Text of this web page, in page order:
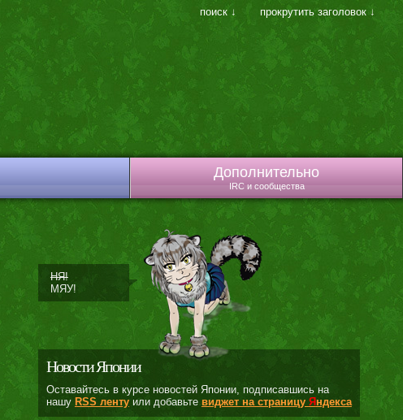
Дополнительно
IRC и сообщества
поиск ↓ прокрутить заголовок ↓
НЯ!
МЯУ!
Новости Японии
Оставайтесь в курсе новостей Японии, подписавшись на
нашу RSS лентуили добавьте виджет на страницу Яндекса